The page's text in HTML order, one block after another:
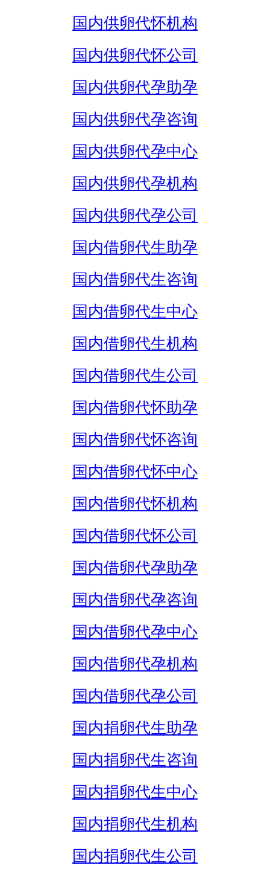
国内供卵代怀机构
国内供卵代怀公司
国内供卵代孕助孕
国内供卵代孕咨询
国内供卵代孕中心
国内供卵代孕机构
国内供卵代孕公司
国内借卵代生助孕
国内借卵代生咨询
国内借卵代生中心
国内借卵代生机构
国内借卵代生公司
国内借卵代怀助孕
国内借卵代怀咨询
国内借卵代怀中心
国内借卵代怀机构
国内借卵代怀公司
国内借卵代孕助孕
国内借卵代孕咨询
国内借卵代孕中心
国内借卵代孕机构
国内借卵代孕公司
国内捐卵代生助孕
国内捐卵代生咨询
国内捐卵代生中心
国内捐卵代生机构
国内捐卵代生公司